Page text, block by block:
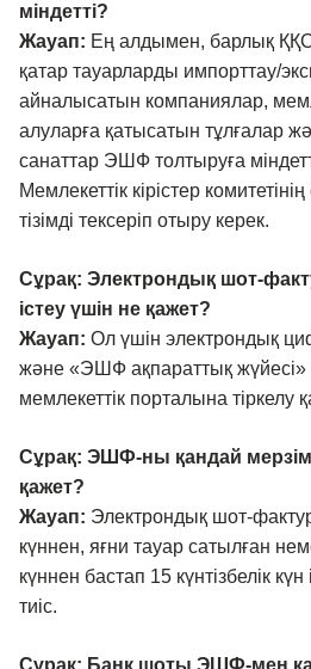
міндетті?
Жауап: Ең алдымен, барлық
қатар тауарларды импорттау/
айналысатын компаниялар,
алуларға қатысатын тұлғалар
санаттар ЭШФ толтыруға
Мемлекеттік кірістер
тізімді тексеріп отыру керек.
Сұрақ: Электрондық шот-
істеу үшін не қажет?
Жауап: Ол үшін электрондық
және «ЭШФ ақпараттық
мемлекеттік порталына тіркелу
Сұрақ: ЭШФ-ны қандай
қажет?
Жауап: Электрондық шот-
күннен, яғни тауар сатылған
күннен бастап 15 күнтізбелік
тиіс.